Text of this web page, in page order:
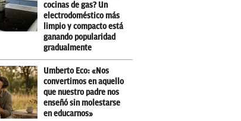
cocinas de gas? Un
electrodoméstico más
limpio y compacto está
ganando popularidad
gradualmente
Umberto Eco: «Nos
convertimos en aquello
que nuestro padre nos
enseñó sin molestarse
en educarnos»